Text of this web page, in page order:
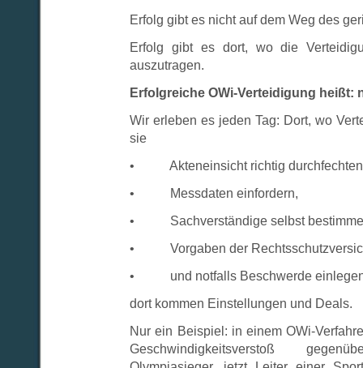
Erfolg gibt es nicht auf dem Weg des
Erfolg gibt es dort, wo die
auszutragen.
Erfolgreiche OWi-Verteidigung heißt:
Wir erleben es jeden Tag: Dort, wo
sie
• Akteneinsicht richtig
• Messdaten einfordern,
• Sachverständige selbst
• Vorgaben der
• und notfalls Beschwerde
dort kommen Einstellungen und Deals.
Nur ein Beispiel: in einem OWi-
Geschwindigkeitsverstoß